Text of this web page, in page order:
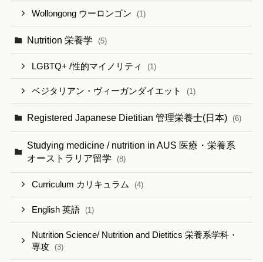
Wollongong ウーロンゴン (1)
Nutrition 栄養学 (5)
LGBTQ+ /性的マイノリティ (1)
ベジタリアン・ヴィーガンダイエット (1)
Registered Japanese Dietitian 管理栄養士(日本) (6)
Studying medicine / nutrition in AUS 医療・栄養系
オーストラリア留学
(8)
Curriculum カリキュラム (4)
English 英語 (1)
Nutrition Science/ Nutrition and Dietitics 栄養系学科・
専攻
(3)